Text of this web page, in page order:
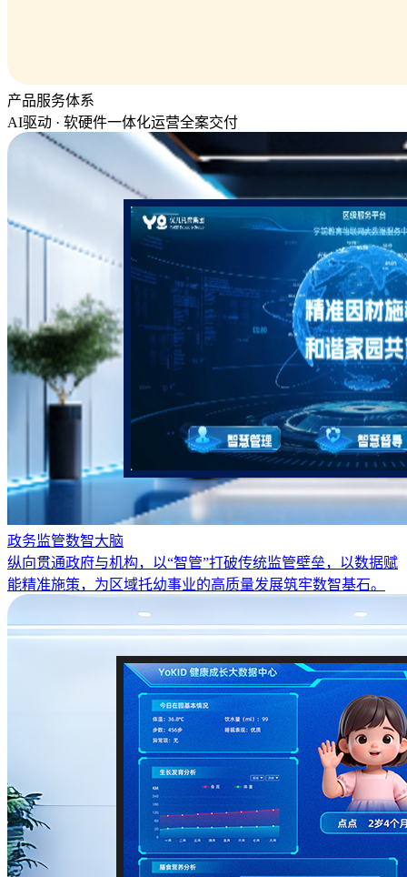
产品服务体系
AI驱动 · 软硬件一体化运营全案交付
政务监管数智大脑
纵向贯通政府与机构，以“智管”打破传统监管壁垒，以数据赋
能精准施策，为区域托幼事业的高质量发展筑牢数智基石。